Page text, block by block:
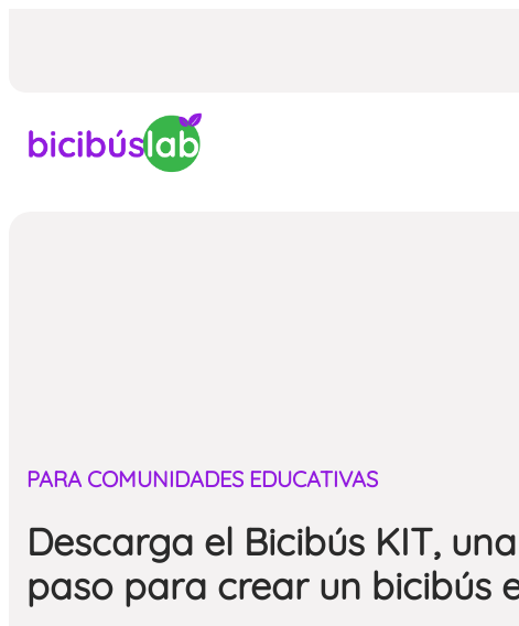
PARA COMUNIDADES EDUCATIVAS
Descarga el Bicibús KIT,
paso para crear un bicibús